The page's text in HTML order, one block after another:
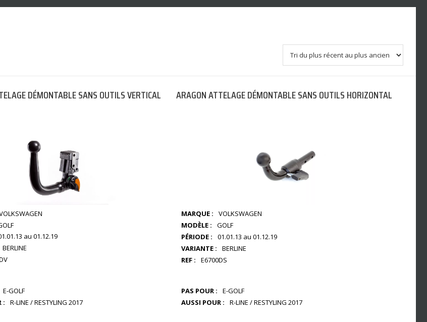
DÉMONTABLE SANS OUTILS VERTICAL
au 01.12.19
BERLINE
E-GOLF
:
R-LINE / RESTYLING 2017
ARAGON ATTELAGE DÉMONTABLE SANS OUTILS HORIZONTAL
MARQUE :
VOLKSWAGEN
MODÈLE :
GOLF
PÉRIODE :
01.01.13 au 01.12.19
VARIANTE :
BERLINE
REF :
E6700DS
PAS POUR :
E-GOLF
AUSSI POUR :
R-LINE / RESTYLING 2017